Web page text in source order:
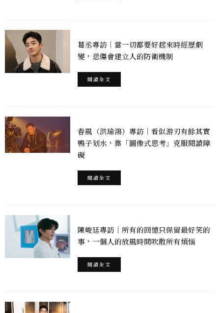
葛丞專訪｜當一切都要好起來時經歷劇
變，悲傷會建立人的防衛機制
閱讀全文
春風（洪瑜鴻）專訪｜看似游刃有餘其實
鴨子划水，靠「圖像式思考」克服閱讀障
礙
閱讀全文
陳峻廷專訪｜所有的回憶只保留最好笑的
事，一個人的放風時間吹散所有煩惱
閱讀全文